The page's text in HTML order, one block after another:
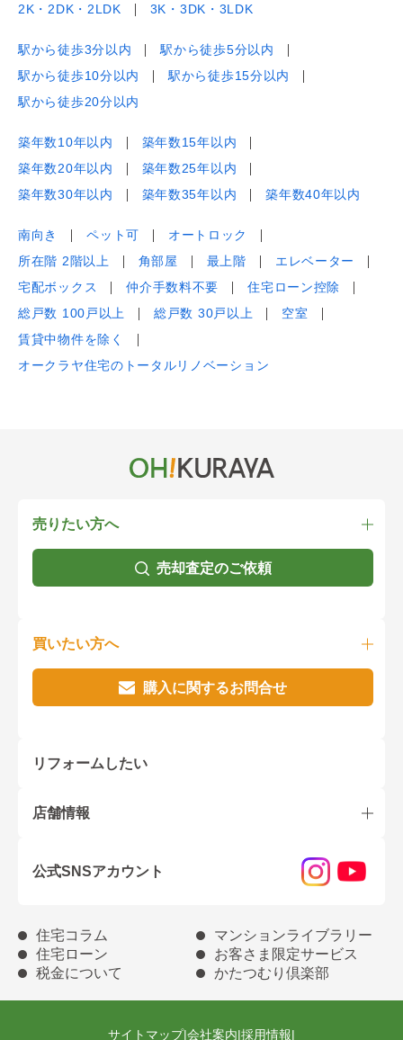
2K・2DK・2LDK 3K・3DK・3LDK
駅から徒歩3分以内
駅から徒歩5分以内
駅から徒歩10分以内
駅から徒歩15分以内
駅から徒歩20分以内
築年数10年以内
築年数15年以内
築年数20年以内
築年数25年以内
築年数30年以内
築年数35年以内 築年数40年以内
南向き ペット可
オートロック
所在階 2階以上
角部屋 最上階
エレベーター
宅配ボックス
仲介手数料不要
住宅ローン控除
総戸数 100戸以上
総戸数 30戸以上
空室
賃貸中物件を除く
オークラヤ住宅のトータルリノベーション
売りたい方へ
売却査定のご依頼
買いたい方へ
購入に関するお問合せ
リフォームしたい
店舗情報
公式SNSアカウント
住宅コラム
マンションライブラリー
住宅ローン
お客さま限定サービス
税金について
かたつむり倶楽部
サイトマップ|会社案内|採用情報|